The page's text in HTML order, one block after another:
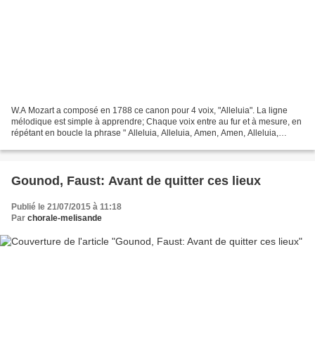
W.A Mozart a composé en 1788 ce canon pour 4 voix, "Alleluia". La ligne
mélodique est simple à apprendre; Chaque voix entre au fur et à mesure, en
répétant en boucle la phrase " Alleluia, Alleluia, Amen, Amen, Alleluia,
Gounod, Faust: Avant de quitter ces lieux
Publié le 21/07/2015 à 11:18
Par chorale-melisande